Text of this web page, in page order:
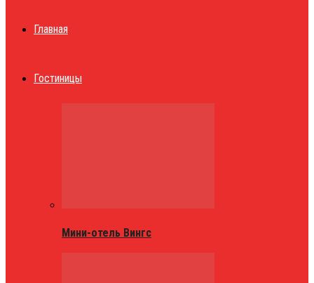
Главная
Гостиницы
Мини-отель Вингс